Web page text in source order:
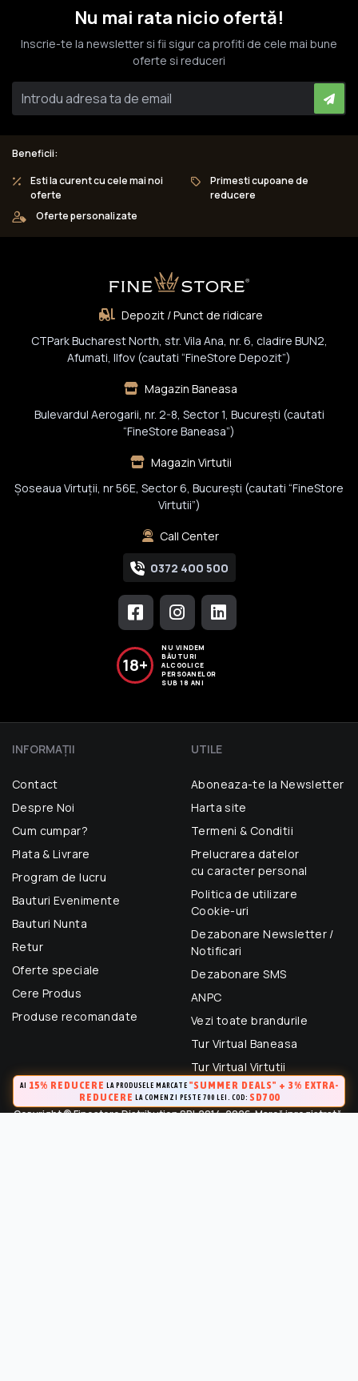
Nu mai rata nicio ofertă!
Inscrie-te la newsletter si fii sigur ca profiti de cele mai bune
oferte si reduceri
Beneficii:
Esti la curent cu cele mai noi
oferte
Primesti cupoane de
reducere
Oferte personalizate
Depozit / Punct de ridicare
CTPark Bucharest North, str. Vila Ana, nr. 6, cladire BUN2,
Afumati, Ilfov (cautati “FineStore Depozit”)
Magazin Baneasa
Bulevardul Aerogarii, nr. 2-8, Sector 1, Bucureşti (cautati
“FineStore Baneasa”)
Magazin Virtutii
Șoseaua Virtuții, nr 56E, Sector 6, București (cautati “FineStore
Virtutii”)
Call Center
0372 400 500
18+
NU VINDEM
BĂUTURI
ALCOOLICE
PERSOANELOR
SUB 18 ANI
INFORMAŢII
Contact
Despre Noi
Cum cumpar?
Plata & Livrare
Program de lucru
Bauturi Evenimente
Bauturi Nunta
Retur
Oferte speciale
Cere Produs
Produse recomandate
UTILE
Aboneaza-te la Newsletter
Harta site
Termeni & Conditii
Prelucrarea datelor
cu caracter personal
Politica de utilizare
Cookie-uri
Dezabonare Newsletter /
Notificari
Dezabonare SMS
ANPC
Vezi toate brandurile
Tur Virtual Baneasa
Tur Virtual Virtutii
Copyright © Finestore Distribution SRL 2014-2026. Marcă inregistrată.
AI 15% REDUCERE LA PRODUSELE MARCATE "SUMMER DEALS" + 3% EXTRA-
REDUCERE LA COMENZI PESTE 700 LEI. COD: SD700